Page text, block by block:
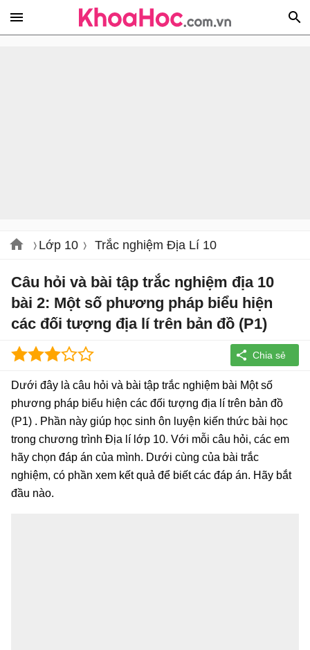
Lớp 10 Trắc nghiệm Địa Lí 10
Câu hỏi và bài tập trắc nghiệm địa 10
bài 2: Một số phương pháp biểu hiện
các đối tượng địa lí trên bản đồ (P1)
Dưới đây là câu hỏi và bài tập trắc nghiệm bài Một số
phương pháp biểu hiện các đối tượng địa lí trên bản đồ
(P1) . Phần này giúp học sinh ôn luyện kiến thức bài học
trong chương trình Địa lí lớp 10. Với mỗi câu hỏi, các em
hãy chọn đáp án của mình. Dưới cùng của bài trắc
nghiệm, có phần xem kết quả để biết các đáp án. Hãy bắt
đầu nào.